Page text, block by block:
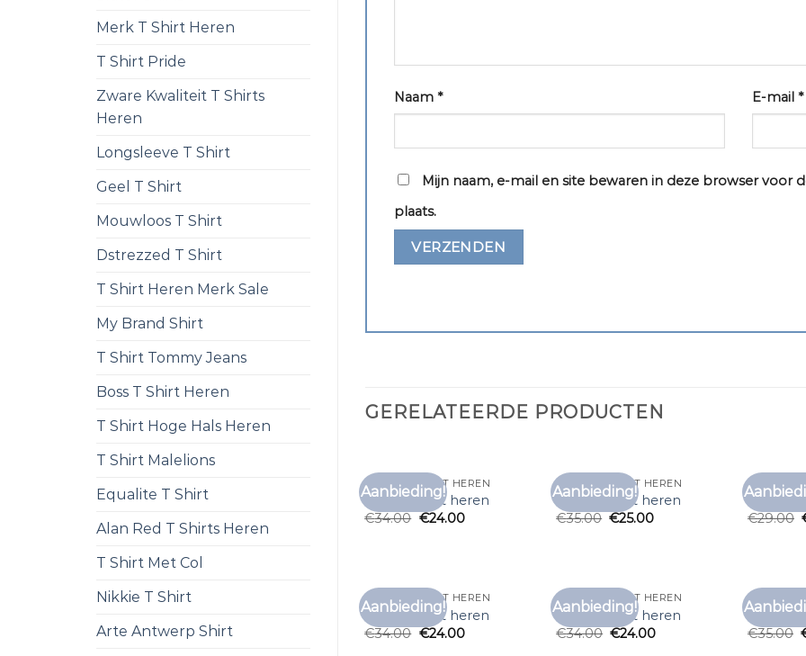
Merk T Shirt Heren
T Shirt Pride
Zware Kwaliteit T Shirts
Heren
Longsleeve T Shirt
Geel T Shirt
Mouwloos T Shirt
Dstrezzed T Shirt
T Shirt Heren Merk Sale
My Brand Shirt
T Shirt Tommy Jeans
Boss T Shirt Heren
T Shirt Hoge Hals Heren
T Shirt Malelions
Equalite T Shirt
Alan Red T Shirts Heren
T Shirt Met Col
Nikkie T Shirt
Arte Antwerp Shirt
Naam * E-mail*
Mijn naam, e-mail en site bewaren in deze browser voor
plaats.
GERELATEERDE PRODUCTEN
Aanbieding!
Toevoegen
aan
ONDER T SHIRT HEREN
onder t shirt heren
€34.00 €24.00
Aanbieding!
Toevoegen
aan
ONDER T SHIRT HEREN
onder t shirt heren
€35.00 €25.00
ONDER T
onder t
€29.00
Aanbieding!
Toevoegen
aan
ONDER T SHIRT HEREN
onder t shirt heren
€34.00 €24.00
Aanbieding!
Toevoegen
aan
ONDER T SHIRT HEREN
onder t shirt heren
€34.00 €24.00
ONDER T
onder t
€35.00